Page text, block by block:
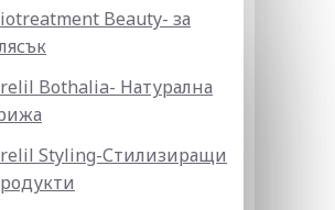
Beauty- за
Bothalia- Натурална
Styling-Стилизиращи